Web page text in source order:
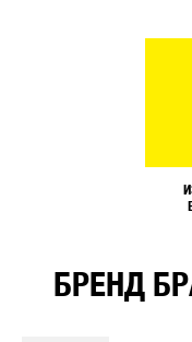
БРЕНД